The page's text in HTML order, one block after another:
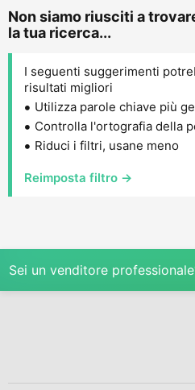
Non siamo riusciti a
la tua ricerca...
I seguenti suggerimenti
risultati migliori
Utilizza parole chiave più
Controlla l'ortografia della
Riduci i filtri, usane meno
Reimposta filtro →
Sei un venditore